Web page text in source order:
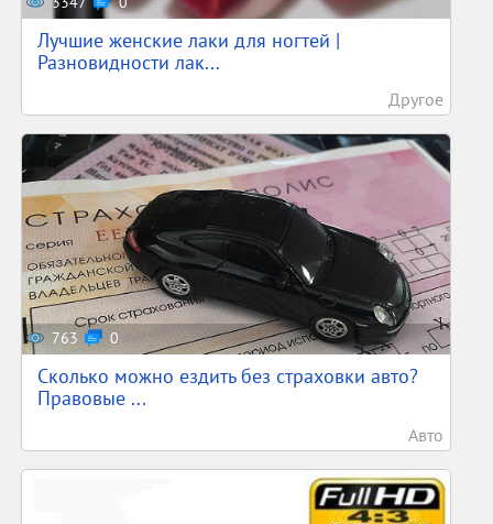
Лучшие женские лаки для ногтей |
Разновидности лак...
Другое
763 0
Сколько можно ездить без страховки авто?
Правовые ...
Авто